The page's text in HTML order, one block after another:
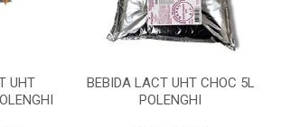
UHT
BEBIDA LACT UHT CHOC 5L
POLENGHI